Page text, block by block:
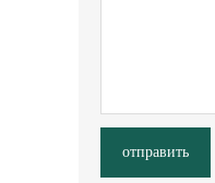
отправить